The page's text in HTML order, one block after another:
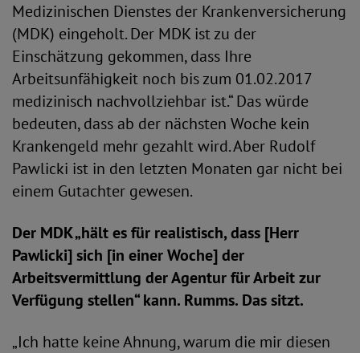
Medizinischen Dienstes der Krankenversicherung
(MDK) eingeholt. Der MDK ist zu der
Einschätzung gekommen, dass Ihre
Arbeitsunfähigkeit noch bis zum 01.02.2017
medizinisch nachvollziehbar ist.“ Das würde
bedeuten, dass ab der nächsten Woche kein
Krankengeld mehr gezahlt wird. Aber Rudolf
Pawlicki ist in den letzten Monaten gar nicht bei
einem Gutachter gewesen.
Der MDK „hält es für realistisch, dass [Herr
Pawlicki] sich [in einer Woche] der
Arbeitsvermittlung der Agentur für Arbeit zur
Verfügung stellen“ kann. Rumms. Das sitzt.
„Ich hatte keine Ahnung, warum die mir diesen